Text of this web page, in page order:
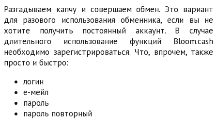
Разгадываем капчу и совершаем обмен. Это вариант
для разового использования обменника, если вы не
хотите получить постоянный аккаунт. В случае
длительного использование функций Bloom.cash
необходимо зарегистрироваться. Что, впрочем, также
просто и быстро:
логин
е-мейл
пароль
пароль повторный